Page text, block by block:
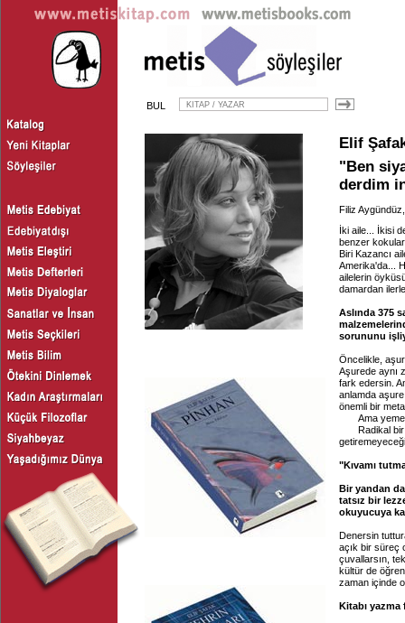
BUL
Elif
"Ben
derdim
Filiz
İki aile... İkisi
benzer
Biri Kazancı
Amerika'da...
ailelerin
damardan
Aslında 375
sorununu
Öncelikle,
Aşurede aynı
fark edersin.
anlamda
önemli bir
Ama yemek
Radikal bir
"Kıvamı
Bir yandan
tatsız bir
okuyucuya
Denersin
açık bir süreç
çuvallarsın,
kültür de
zaman içinde
Kitabı yazma